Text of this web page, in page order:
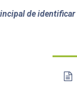
de identificar